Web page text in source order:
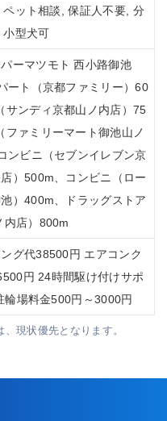
ット相談, 保証人不要, 分
型犬可
ーマツモト 西小路御池
ート（京都ファミリー）60
サンディ京都山ノ内店）75
ファミリーマート御池山ノ
ンビニ（セブンイレブン京
）500m、コンビニ（ロー
）400m、ドラッグストア
内店）800m
グ代38500円 エアコンク
円 24時間駆け付けサポ
輪場料金500円～3000円
現状優先となります。